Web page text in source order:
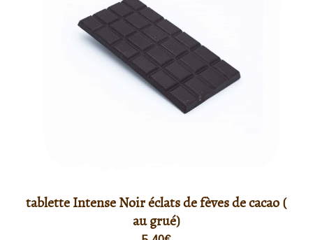
tablette Intense Noir éclats de fèves de cacao (
au grué)